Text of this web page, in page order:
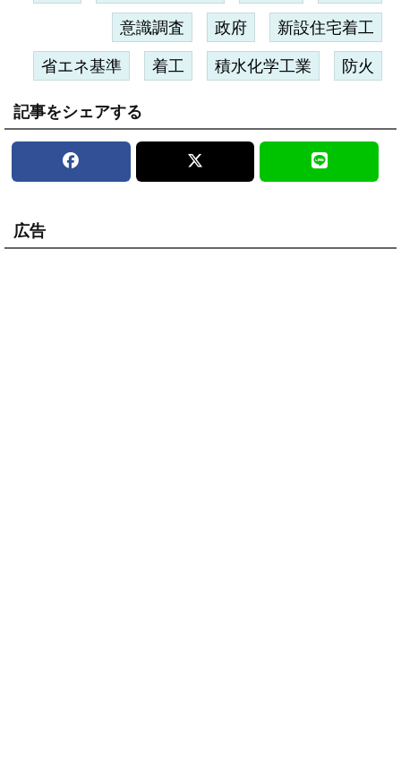
意識調査 政府 新設住宅着工
省エネ基準 着工 積水化学工業 防火
記事をシェアする
広告